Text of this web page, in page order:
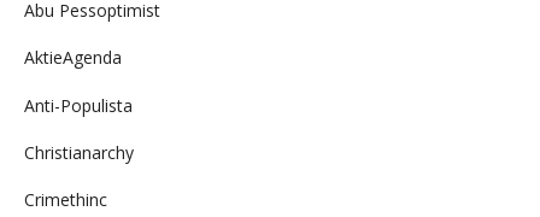
Abu Pessoptimist
AktieAgenda
Anti-Populista
Christianarchy
Crimethinc